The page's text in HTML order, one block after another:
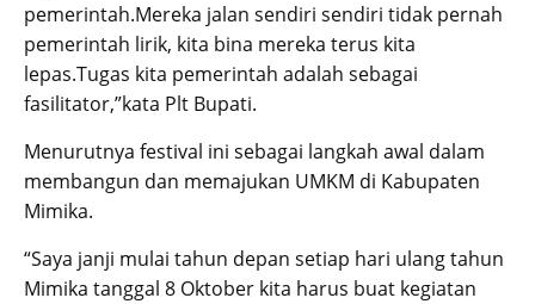
pemerintah.Mereka jalan sendiri sendiri tidak pernah
pemerintah lirik, kita bina mereka terus kita
lepas.Tugas kita pemerintah adalah sebagai
fasilitator,”kata Plt Bupati.
Menurutnya festival ini sebagai langkah awal dalam
membangun dan memajukan UMKM di Kabupaten
Mimika.
“Saya janji mulai tahun depan setiap hari ulang tahun
Mimika tanggal 8 Oktober kita harus buat kegiatan